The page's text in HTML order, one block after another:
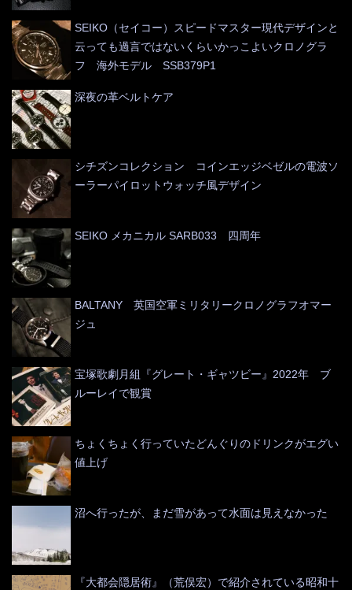
SEIKO（セイコー）スピードマスター現代デザインと
云っても過言ではないくらいかっこよいクロノグラ
フ 海外モデル SSB379P1
深夜の革ベルトケア
シチズンコレクション コインエッジベゼルの電波ソ
ーラーパイロットウォッチ風デザイン
SEIKO メカニカル SARB033 四周年
BALTANY 英国空軍ミリタリークロノグラフオマー
ジュ
宝塚歌劇月組『グレート・ギャツビー』2022年 ブ
ルーレイで観賞
ちょくちょく行っていたどんぐりのドリンクがエグい
値上げ
沼へ行ったが、まだ雪があって水面は見えなかった
『大都会隠居術』（荒俣宏）で紹介されている昭和十